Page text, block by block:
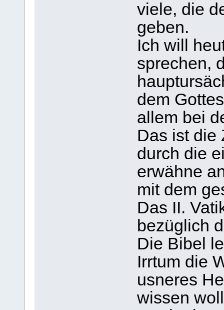
viele, die
geben.
Ich will
sprechen,
dem
allem bei
Das ist die
durch die
erwähne
mit dem
Das II.
bezüglich
Die Bibel
Irrtum die
usneres
wissen